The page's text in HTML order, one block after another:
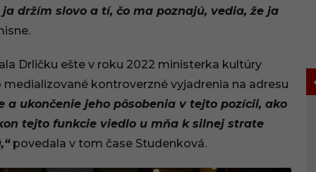
držím slovo a tí, čo ma poznajú, vedia, že ja
Drličku ešte v roku 2022 ministerka kultúry
kontroverzné vyjadrenia na adresu
a ukončenie jeho pôsobenia v tejto pozícii, ako
tejto funkcie viedlo u mňa k silnej strate
povedala v tom čase Studenková.